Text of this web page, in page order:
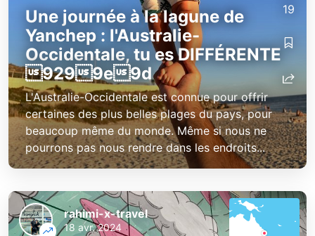
Une journée à la lagune de
Yanchep : l'Australie-
Occidentale, tu es DIFFÉRENTE
9299e9d
L'Australie-Occidentale est connue pour offrir
certaines des plus belles plages du pays, pour
beaucoup même du monde. Même si nous ne
pourrons pas nous rendre dans les endroits...
19
rahimi-x-travel
18 avr. 2024